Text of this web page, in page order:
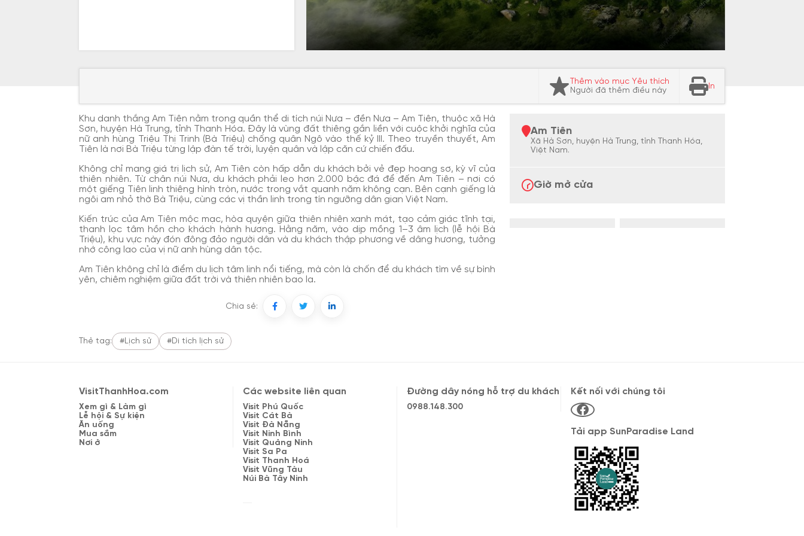
Thêm vào mục Yêu thích
Người đã thêm điều này
In
Khu danh thắng Am Tiên nằm trong quần thể di tích núi Nưa – đền Nưa – Am Tiên, thuộc xã Hà
Sơn, huyện Hà Trung, tỉnh Thanh Hóa. Đây là vùng đất thiêng gắn liền với cuộc khởi nghĩa của
nữ anh hùng Triệu Thị Trinh (Bà Triệu) chống quân Ngô vào thế kỷ III. Theo truyền thuyết, Am
Tiên là nơi Bà Triệu từng lập đàn tế trời, luyện quân và lập căn cứ chiến đấu.
Không chỉ mang giá trị lịch sử, Am Tiên còn hấp dẫn du khách bởi vẻ đẹp hoang sơ, kỳ vĩ của
thiên nhiên. Từ chân núi Nưa, du khách phải leo hơn 2.000 bậc đá để đến Am Tiên – nơi có
một giếng Tiên linh thiêng hình tròn, nước trong vắt quanh năm không cạn. Bên cạnh giếng là
ngôi am nhỏ thờ Bà Triệu, cùng các vị thần linh trong tín ngưỡng dân gian Việt Nam.
Kiến trúc của Am Tiên mộc mạc, hòa quyện giữa thiên nhiên xanh mát, tạo cảm giác tĩnh tại,
thanh lọc tâm hồn cho khách hành hương. Hằng năm, vào dịp mồng 1–3 âm lịch (lễ hội Bà
Triệu), khu vực này đón đông đảo người dân và du khách thập phương về dâng hương, tưởng
nhớ công lao của vị nữ anh hùng dân tộc.
Am Tiên không chỉ là điểm du lịch tâm linh nổi tiếng, mà còn là chốn để du khách tìm về sự bình
yên, chiêm nghiệm giữa đất trời và thiên nhiên bao la.
Chia sẻ:
Am Tiên
Xã Hà Sơn, huyện Hà Trung, tỉnh Thanh Hóa,
Việt Nam.
Giờ mở cửa
Thẻ tag: #Lịch sử #Di tích lịch sử
VisitThanhHoa.com
Xem gì & Làm gì
Lễ hội & Sự kiện
Ăn uống
Mua sắm
Nơi ở
Các website liên quan
Visit Phú Quốc
Visit Cát Bà
Visit Đà Nẵng
Visit Ninh Bình
Visit Quảng Ninh
Visit Sa Pa
Visit Thanh Hoá
Visit Vũng Tàu
Núi Bà Tây Ninh
Đường dây nóng hỗ trợ du khách
0988.148.300
Kết nối với chúng tôi
Tải app SunParadise Land